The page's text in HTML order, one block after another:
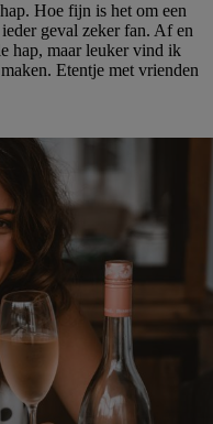
Hoe fijn is het om een
geval zeker fan. Af en
hap, maar leuker vind ik
Etentje met vrienden